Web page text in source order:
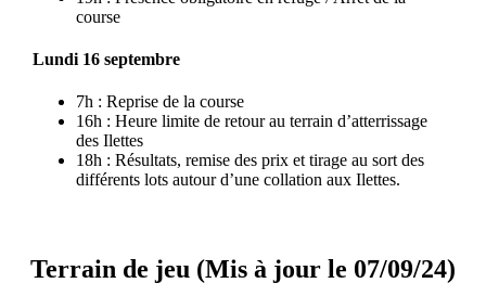
course
Lundi 16 septembre
7h : Reprise de la course
16h : Heure limite de retour au terrain d’atterrissage
des Ilettes
18h : Résultats, remise des prix et tirage au sort des
différents lots autour d’une collation aux Ilettes.
Terrain de jeu (Mis à jour le 07/09/24)